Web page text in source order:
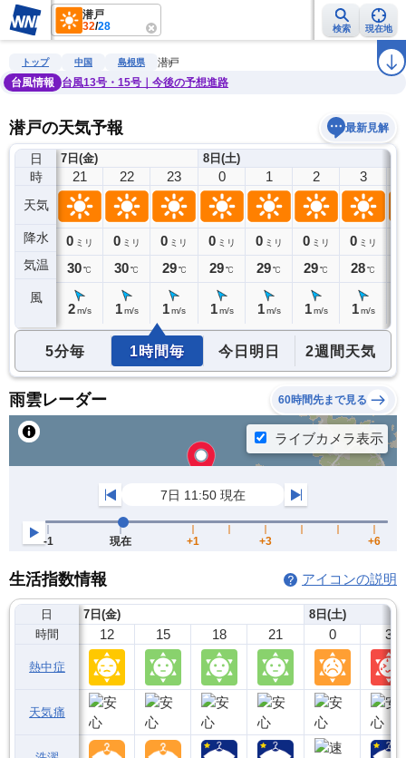
潜戸
32/28 検索 現在地
雨雲レーダー 台風情報 地震情報 ラ
トップ 中国 島根県
潜戸
台風情報
台風13号・15号｜今後の予想進路
潜戸の天気予報 最新見解
日
時
天気
降水
気温
風
7日(金)
20
0ミリ
31℃
21
0 ミリ
30℃
2 m/s
22
0 ミリ
30℃
1 m/s
23
0 ミリ
29 ℃
1m/s
8日(土)
0
0 ミリ
29℃
1 m/s
1
0 ミリ
29℃
1 m/s
2
0 ミリ
29℃
1 m/s
3
0 ミリ
28℃
1 m/s
5分毎 1時間毎 今日明日 2週間天気
雨雲レーダー 60時間先まで見る
生活指数情報 アイコンの説明
日
時間
熱中症
天気痛
7日(金)
12 15 18 21
8日(土)
0 3